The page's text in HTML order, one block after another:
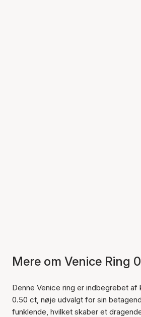
Mere om Venice Ring
Denne Venice ring er indbegrebet
0.50 ct, nøje udvalgt for sin
funklende, hvilket skaber et